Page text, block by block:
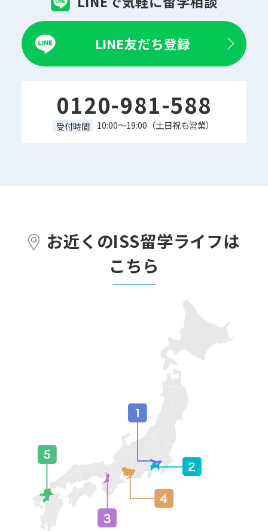
LINE友だち登録
0120-981-588
受付時間 10:00～19:00（土日祝も営業）
お近くのISS留学ライフは
こちら